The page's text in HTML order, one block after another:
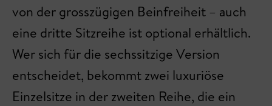
von der grosszügigen Beinfreiheit – auch
eine dritte Sitzreihe ist optional erhältlich.
Wer sich für die sechssitzige Version
entscheidet, bekommt zwei luxuriöse
Einzelsitze in der zweiten Reihe, die ein